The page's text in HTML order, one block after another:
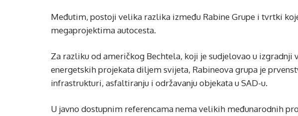
Međutim, postoji velika razlika između Rabine Grupe i tvrtki
megaprojektima autocesta.
Za razliku od američkog Bechtela, koji je sudjelovao u izgradnji
energetskih projekata diljem svijeta, Rabineova grupa je
infrastrukturi, asfaltiranju i održavanju objekata u SAD-u.
U javno dostupnim referencama nema velikih međunarodnih